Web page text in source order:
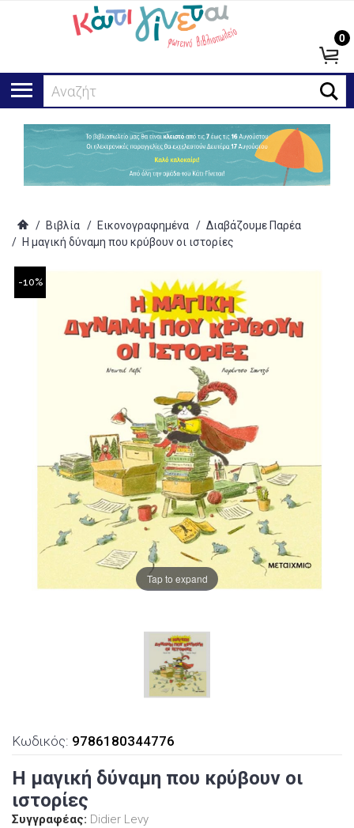
Αναζήτηση.
0
/ Βιβλία / Εικονογραφημένα / Διαβάζουμε Παρέα
/ Η μαγική δύναμη που κρύβουν οι ιστορίες
-10%
Tap to expand
Κωδικός: 9786180344776
Η μαγική δύναμη που κρύβουν οι
ιστορίες
Συγγραφέας: Didier Levy